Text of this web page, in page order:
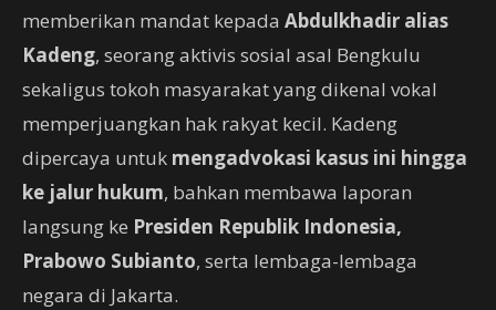
memberikan mandat kepada Abdulkhadir alias
Kadeng, seorang aktivis sosial asal Bengkulu
sekaligus tokoh masyarakat yang dikenal vokal
memperjuangkan hak rakyat kecil. Kadeng
dipercaya untuk mengadvokasi kasus ini hingga
ke jalur hukum, bahkan membawa laporan
langsung ke Presiden Republik Indonesia,
Prabowo Subianto, serta lembaga-lembaga
negara di Jakarta.